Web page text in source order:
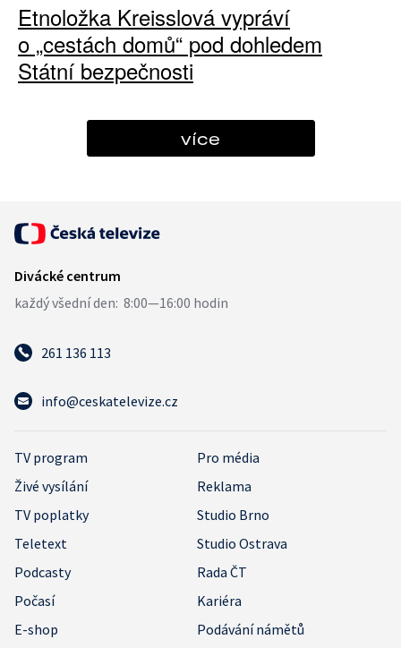
Etnoložka Kreisslová vypráví
o „cestách domů“ pod dohledem
Státní bezpečnosti
více
261 136 113
info@ceskatelevize.cz
TV program
Pro média
Živé vysílání
Reklama
TV poplatky
Studio Brno
Teletext
Studio Ostrava
Podcasty
Rada ČT
Počasí
Kariéra
E-shop
Podávání námětů